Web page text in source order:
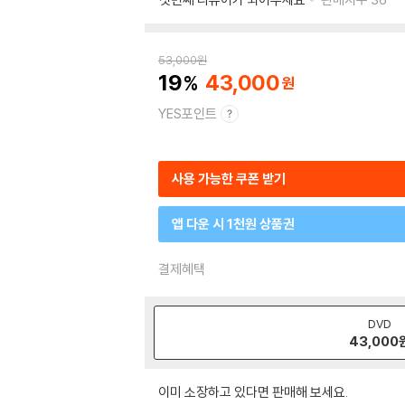
53,000원
19 43,000
YES포인트
사용 가능한 쿠폰 받기
앱 다운 시 1천원 상품권
결제혜택
DVD
43,000
이미 소장하고 있다면 판매해 보세요.